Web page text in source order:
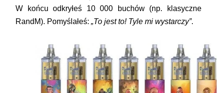
W końcu odkryłeś 10 000 buchów(np. klasyczne
RandM). Pomyślałeś:„To jest to! Tyle mi wystarczy”.